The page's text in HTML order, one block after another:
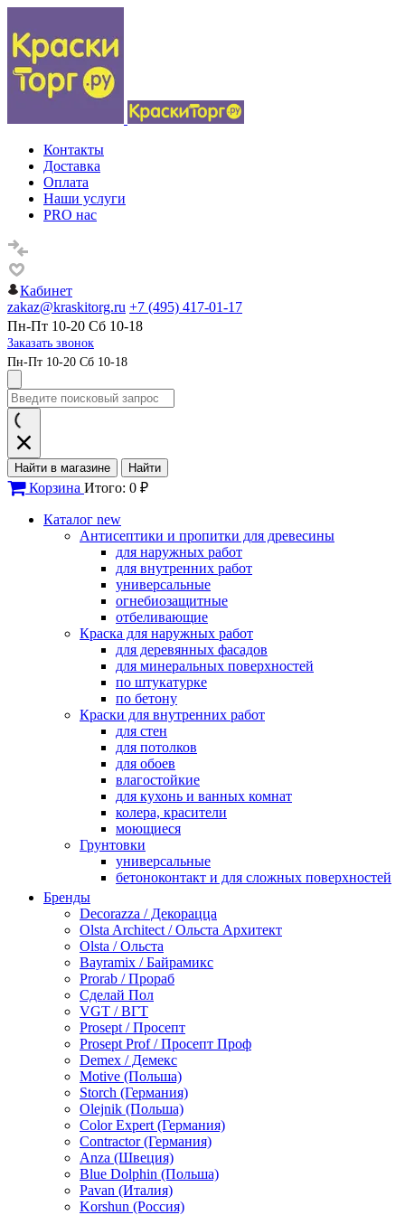
Контакты
Доставка
Оплата
Наши услуги
PRO нас
Кабинет
zakaz@kraskitorg.ru +7 (495) 417-01-17
Пн-Пт 10-20 Сб 10-18
Заказать звонок
Пн-Пт 10-20 Сб 10-18
Найти в магазине Найти
Корзина Итого: 0 ₽
Каталог new
Антисептики и пропитки для древесины
для наружных работ
для внутренних работ
универсальные
огнебиозащитные
отбеливающие
Краска для наружных работ
для деревянных фасадов
для минеральных поверхностей
по штукатурке
по бетону
Краски для внутренних работ
для стен
для потолков
для обоев
влагостойкие
для кухонь и ванных комнат
колера, красители
моющиеся
Грунтовки
универсальные
бетоноконтакт и для сложных поверхностей
по металлу
антикорозийные
под декоративные штукатурки
для гипсокартона
под штукатурку
Герметик
акриловые
силиконовые универсальные, нейтральные
силиконовые санитарные (антигрибковые)
шовные для срубов
для кровли
для каминов
полиуретановые
Декоративные штукатурки и краски
краски для декора, патина
мокрый шелк
венецианские (эффект мрамора)
песок (эффект песчаных вихрей)
декоративная шпаклевка
Бренды
Decorazza / Декорацца
Olsta Architect / Ольста Архитект
Olsta / Ольста
Bayramix / Байрамикс
Prorab / Прораб
Сделай Пол
VGT / ВГТ
Prosept / Просепт
Prosept Prof / Просепт Проф
Demex / Демекс
Motive (Польша)
Storch (Германия)
Olejnik (Польша)
Color Expert (Германия)
Contractor (Германия)
Anza (Швеция)
Blue Dolphin (Польша)
Pavan (Италия)
Korshun (Россия)